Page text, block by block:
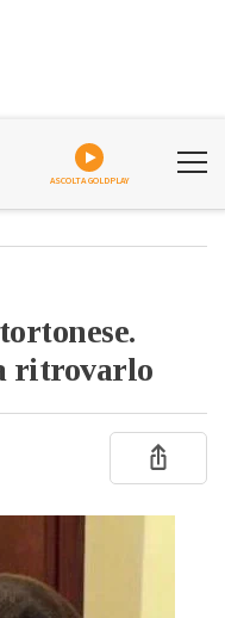
ASCOLTA GOLDPLAY
ritrovarlo